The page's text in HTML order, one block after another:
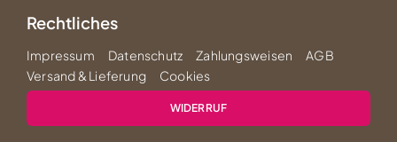
Rechtliches
Impressum Datenschutz Zahlungsweisen
AGB
Versand & Lieferung
Cookies
WIDERRUF